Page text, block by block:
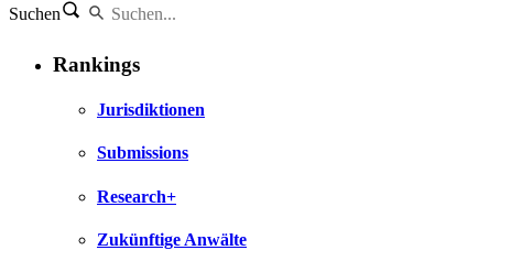
Suchen
Rankings
Jurisdiktionen
Submissions
Research+
Zukünftige Anwälte